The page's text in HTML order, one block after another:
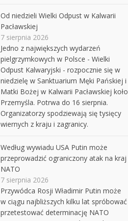
Od niedzieli Wielki Odpust w Kalwarii
Pacławskiej
7 sierpnia 2026
Jedno z największych wydarzeń
pielgrzymkowych w Polsce - Wielki
Odpust Kalwaryjski - rozpocznie się w
niedzielę w Sanktuarium Męki Pańskiej i
Matki Bożej w Kalwarii Pacławskiej koło
Przemyśla. Potrwa do 16 sierpnia.
Organizatorzy spodziewają się tysięcy
wiernych z kraju i zagranicy.
Według wywiadu USA Putin może
przeprowadzić ograniczony atak na kraj
NATO
7 sierpnia 2026
Przywódca Rosji Władimir Putin może
w ciągu najbliższych kilku lat spróbować
przetestować determinację NATO